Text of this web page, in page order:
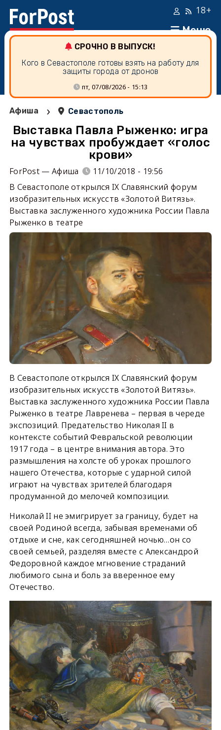
Меню
18+
СРОЧНО В ВЫПУСК!
Кого в Севастополе готовы взять на работу для
защиты города от дронов
пт, 07/08/2026 - 15:13
Афиша › Севастополь
Выставка Павла Рыженко: игра
на чувствах пробуждает «голос
крови»
ForPost — Афиша
11/10/2018 - 19:56
В Севастополе открылся IX Славянский форум
изобразительных искусств «Золотой Витязь».
Выставка заслуженного художника России Павла
Рыженко в театре
В Севастополе открылся IX Славянский форум
изобразительных искусств «Золотой Витязь».
Выставка заслуженного художника России Павла
Рыженко в театре Лавренева – первая в череде
экспозиций. Предательство Николая II в
контексте событий Февральской революции
1917 года – в центре внимания автора. Это
размышления на холсте об уроках прошлого
нашего Отечества, которые с ударной силой
играют на чувствах зрителей благодаря
продуманной до мелочей композиции.
Николай II не эмигрирует за границу, будет на
своей Родиной всегда, забывая временами об
отдыхе и сне, как сегодняшней ночью…он со
своей семьей, разделяя вместе с Александрой
Федоровной каждое мгновение страданий
любимого сына и боль за вверенное ему
Отечество.